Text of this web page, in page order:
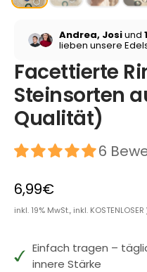
Andrea, Josiund
lieben unsere
Facettierte
Steinsorten
Qualität)
6
6,99€
inkl. 19% MwSt., inkl. KOSTENLOSER
Einfach tragen –
innere Stärke